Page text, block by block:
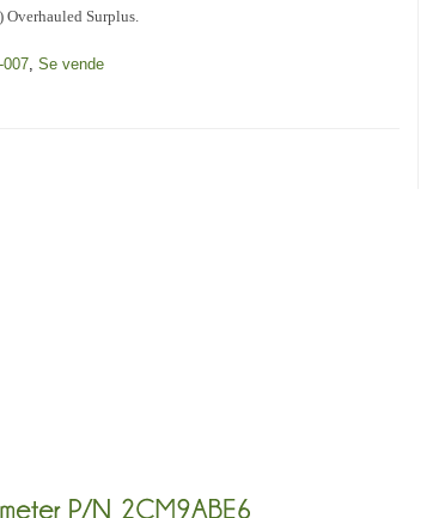
Overhauled Surplus.
007, Se vende